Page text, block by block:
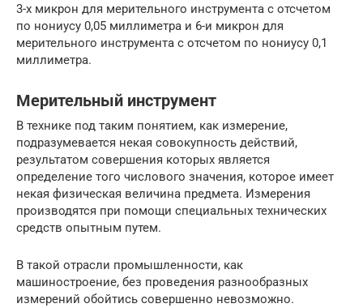
3-х микрон для мерительного инструмента с отсчетом
по нониусу 0,05 миллиметра и 6-и микрон для
мерительного инструмента с отсчетом по нониусу 0,1
миллиметра.
Мерительный инструмент
В технике под таким понятием, как измерение,
подразумевается некая совокупность действий,
результатом совершения которых является
определение того числового значения, которое имеет
некая физическая величина предмета. Измерения
производятся при помощи специальных технических
средств опытным путем.
В такой отрасли промышленности, как
машиностроение, без проведения разнообразных
измерений обойтись совершенно невозможно.